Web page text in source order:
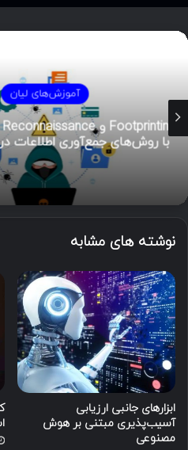
آموزش‌های
تحلیل تا
نوشته های مشابه
ابزارهای جانبی ارزیابی
آسیب‌پذیری مبتنی بر هوش
مصنوعی